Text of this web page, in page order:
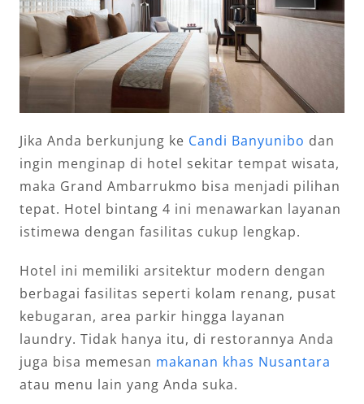
Jika Anda berkunjung ke Candi Banyunibo dan
ingin menginap di hotel sekitar tempat wisata,
maka Grand Ambarrukmo bisa menjadi pilihan
tepat. Hotel bintang 4 ini menawarkan layanan
istimewa dengan fasilitas cukup lengkap.
Hotel ini memiliki arsitektur modern dengan
berbagai fasilitas seperti kolam renang, pusat
kebugaran, area parkir hingga layanan
laundry. Tidak hanya itu, di restorannya Anda
juga bisa memesan makanan khas Nusantara
atau menu lain yang Anda suka.